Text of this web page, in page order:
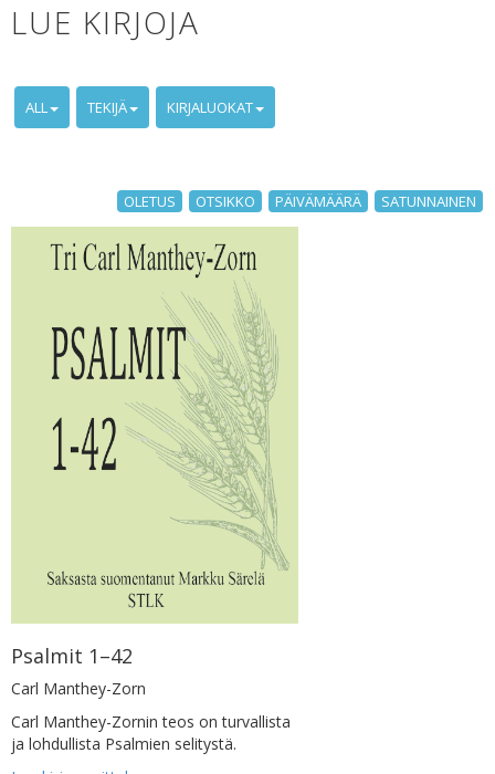
LUE KIRJOJA
ALL TEKIJÄ KIRJALUOKAT
OLETUS OTSIKKO PÄIVÄMÄÄRÄ SATUNNAINEN
Psalmit 1–42
Carl Manthey-Zorn
Carl Manthey-Zornin teos on turvallista
ja lohdullista Psalmien selitystä.